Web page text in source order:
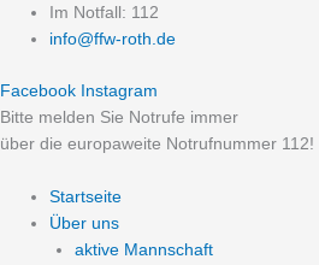
Zum
Inhalt
Im Notfall: 112
info@ffw-roth.de
Facebook Instagram
Bitte melden Sie Notrufe immer
über die europaweite Notrufnummer 112!
Startseite
Über uns
aktive Mannschaft